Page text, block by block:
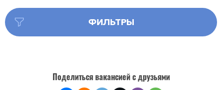
ФИЛЬТРЫ
Поделиться вакансией с друзьями